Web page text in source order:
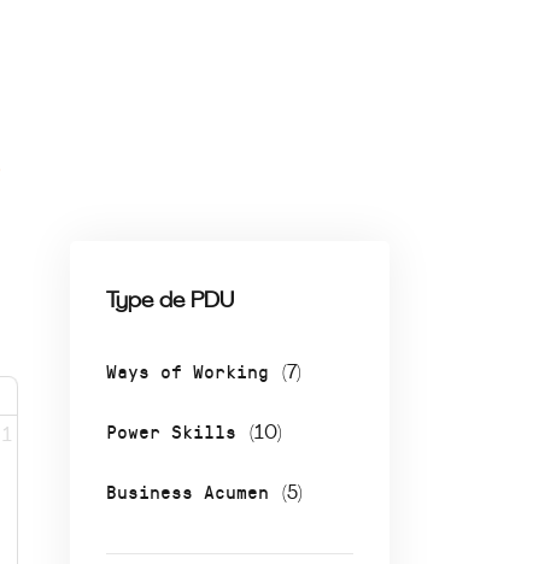
Type de PDU
Ways of Working (7)
Power Skills (10)
Business Acumen (5)
1